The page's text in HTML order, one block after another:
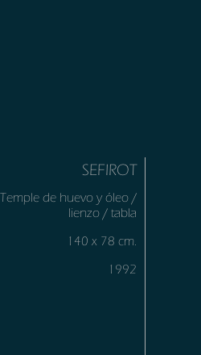
SEFIROT
Temple de huevo y óleo /
lienzo / tabla
140 x 78 cm.
1992